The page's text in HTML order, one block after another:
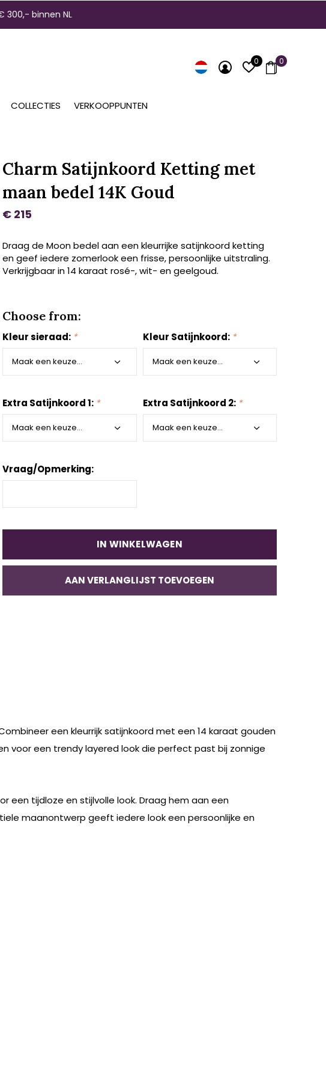
COLLECTIES VERKOOPPUNTEN
0 0
300,- binnen NL
Charm Satijnkoord Ketting met
maan bedel 14K Goud
€ 215
Draag de Moon bedel aan een kleurrijke satijnkoord ketting
en geef iedere zomerlook een frisse, persoonlijke uitstraling.
Verkrijgbaar in 14 karaat rosé-, wit- en geelgoud.
Choose from:
Kleur sieraad: * Kleur Satijnkoord: *
Extra Satijnkoord 1: * Extra Satijnkoord 2: *
Vraag/Opmerking:
IN WINKELWAGEN
AAN VERLANGLIJST TOEVOEGEN
een kleurrijk satijnkoord met een 14 karaat gouden
voor een trendy layered look die perfect past bij zonnige
een tijdloze en stijlvolle look. Draag hem aan een
maanontwerp geeft iedere look een persoonlijke en